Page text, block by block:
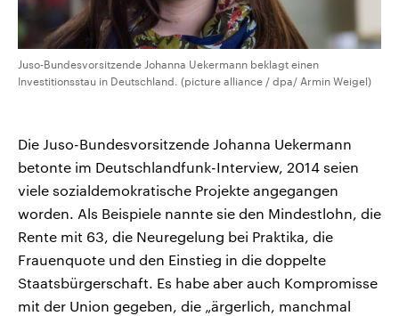
Juso-Bundesvorsitzende Johanna Uekermann beklagt einen
Investitionsstau in Deutschland. (picture alliance / dpa/ Armin Weigel)
Die Juso-Bundesvorsitzende Johanna Uekermann
betonte im Deutschlandfunk-Interview, 2014 seien
viele sozialdemokratische Projekte angegangen
worden. Als Beispiele nannte sie den Mindestlohn, die
Rente mit 63, die Neuregelung bei Praktika, die
Frauenquote und den Einstieg in die doppelte
Staatsbürgerschaft. Es habe aber auch Kompromisse
mit der Union gegeben, die „ärgerlich, manchmal